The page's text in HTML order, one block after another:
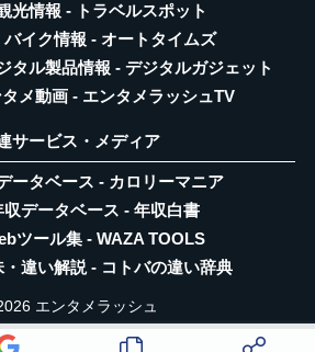
光情報 - トラベルスポット
バイク情報 - オートタイムズ
タル製品情報 - デジタルガジェット
メ動画 - エンタメラッシュTV
サービス・メディア
ータベース - カロリーマニア
収データベース - 年収白書
ツール集 - WAZA TOOLS
違い解説 - コトバの違い辞典
エンタメラッシュ